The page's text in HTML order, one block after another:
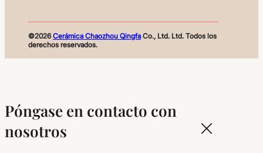
©2026 Cerámica Chaozhou QingfaCo., Ltd. Ltd. Todos los
derechos reservados.
Póngase en contacto con
nosotros